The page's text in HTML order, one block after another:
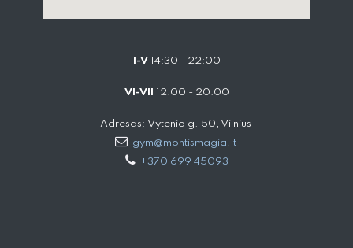
I-V14:30 - 22:00
VI-VII 12:00 - 20:00
Adresas: Vytenio g. 50, Vilnius
gym@montismagia.lt
+370 699 45093